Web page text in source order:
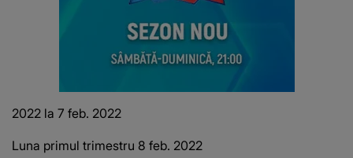
2022 la 7 feb. 2022
Luna primul trimestru 8 feb. 2022